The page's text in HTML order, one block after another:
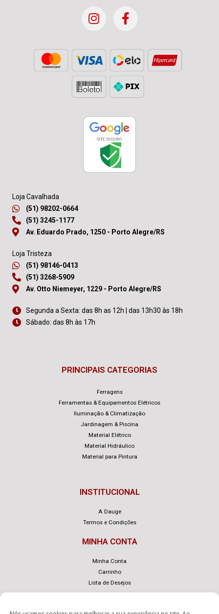
Loja Cavalhada
(51) 98202-0664
(51) 3245-1177
Av. Eduardo Prado, 1250 - Porto Alegre/RS
Loja Tristeza
(51) 98146-0413
(51) 3268-5909
Av. Otto Niemeyer, 1229 - Porto Alegre/RS
Segunda a Sexta: das 8h as 12h | das 13h30 às 18h
Sábado: das 8h às 17h
PRINCIPAIS CATEGORIAS
Ferragens
Ferramentas & Equipamentos Elétricos
Iluminação & Climatização
Jardinagem & Piscina
Material Elétrico
Material Hidráulico
Material para Pintura
INSTITUCIONAL
A Dauge
Termos e Condições
MINHA CONTA
Minha Conta
Carrinho
Lista de Desejos